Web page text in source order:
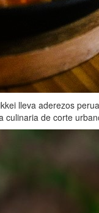
lleva aderezos
de corte